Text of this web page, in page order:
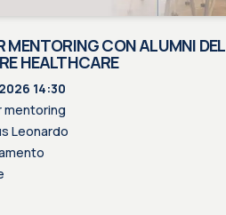
MENTORING CON ALUMNI DEL
HEALTHCARE
14:30
mentoring
Leonardo